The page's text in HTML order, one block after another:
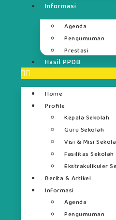
Informasi
Agenda
Pengumuman
Prestasi
Hasil PPDB
Home
Profile
Kepala Sekolah
Guru Sekolah
Visi & Misi
Fasilitas Sekolah
Ekstrakulikuler
Berita & Artikel
Informasi
Agenda
Pengumuman